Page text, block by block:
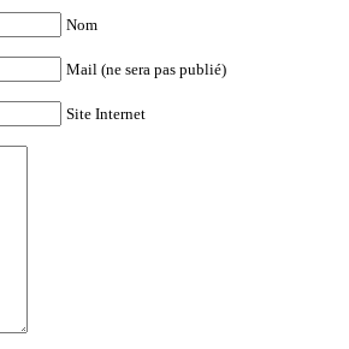
Nom
Mail (ne sera pas publié)
Site Internet